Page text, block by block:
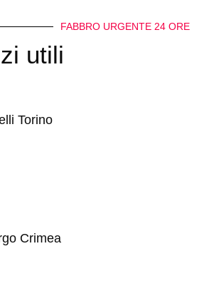
FABBRO URGENTE 24 ORE
utili
Torino
Crimea